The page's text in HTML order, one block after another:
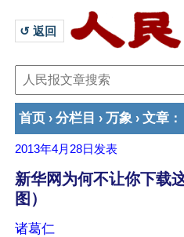
↺ 返回
首页 › 分栏目 › 万象 › 文章 ：
2013年4月28日 发表
新华网为何不让你下载
图）
诸葛仁